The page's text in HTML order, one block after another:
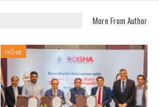
More From Author
ଓଡିଶା